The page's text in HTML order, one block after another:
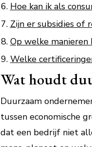
Hoe kan ik als
Zijn er subsidies of
Op welke
Welke
Wat houdt
Duurzaam
tussen economische
dat een bedrijf niet